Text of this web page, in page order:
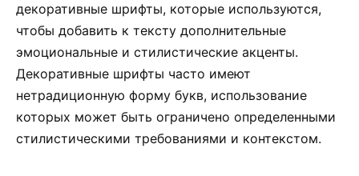
декоративные шрифты, которые используются,
чтобы добавить к тексту дополнительные
эмоциональные и стилистические акценты.
Декоративные шрифты часто имеют
нетрадиционную форму букв, использование
которых может быть ограничено определенными
стилистическими требованиями и контекстом.